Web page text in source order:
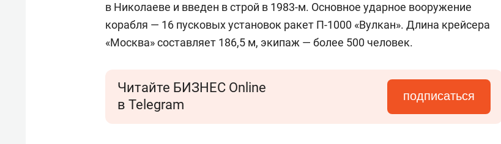
в Николаеве и введен в строй в 1983-м. Основное ударное вооружение
корабля — 16 пусковых установок ракет П-1000 «Вулкан». Длина крейсера
«Москва» составляет 186,5 м, экипаж — более 500 человек.
Читайте БИЗНЕС Online
в Telegram
подписаться